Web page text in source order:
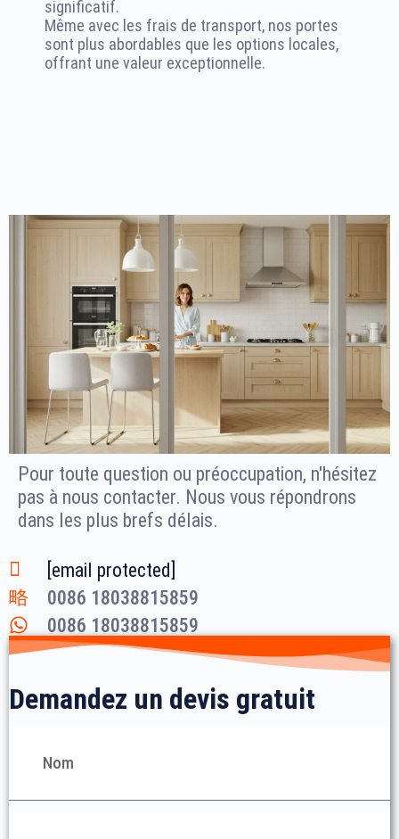
significatif.
Même avec les frais de transport, nos portes
sont plus abordables que les options locales,
offrant une valeur exceptionnelle.
Pour toute question ou préoccupation, n'hésitez
pas à nous contacter. Nous vous répondrons
dans les plus brefs délais.
[email protected]
0086 18038815859
0086 18038815859
Demandez un devis gratuit